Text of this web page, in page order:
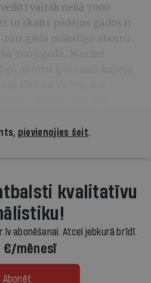
vairāk nekā 7000
to skaits pēdējos gados ir
mākslīgo abortu
2005.gadā. Mazliet
pievienojies šeit.
kvalitatīvu
abonēšanai. Atcel jebkurā brīdī.
€/mēnesī
Abonēt